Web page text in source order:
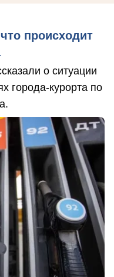
происходит
о ситуации
города-курорта по